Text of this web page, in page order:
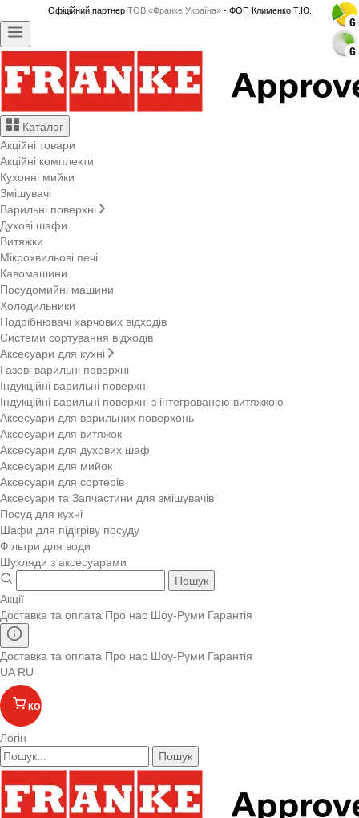
Офіційний партнер ТОВ «Франке Україна»- ФОП Клименко Т.Ю.
Каталог
Акційні товари
Акційні комплекти
Кухонні мийки
Змішувачі
Варильні поверхні
Духові шафи
Витяжки
Мікрохвильові печі
Кавомашини
Посудомийні машини
Холодильники
Подрібнювачі харчових відходів
Системи сортування відходів
Аксесуари для кухні
Газові варильні поверхні
Індукційні варильні поверхні
Індукційні варильні поверхні з інтегрованою витяжкою
Аксесуари для варильних поверхонь
Аксесуари для витяжок
Аксесуари для духових шаф
Аксесуари для мийок
Аксесуари для сортерів
Аксесуари та Запчастини для змішувачів
Посуд для кухні
Шафи для підігріву посуду
Фільтри для води
Шухляди з аксесуарами
Пошук
Акції
Доставка та оплата Про нас Шоу-Руми Гарантія
Доставка та оплата Про нас Шоу-Руми Гарантія
UA RU
КОШИК
Логін
Пошук
6
6
6
6
6
6
6
6
6
6
6
6
6
6
6
6
6
6
6
6
6
6
6
6
6
6
6
6